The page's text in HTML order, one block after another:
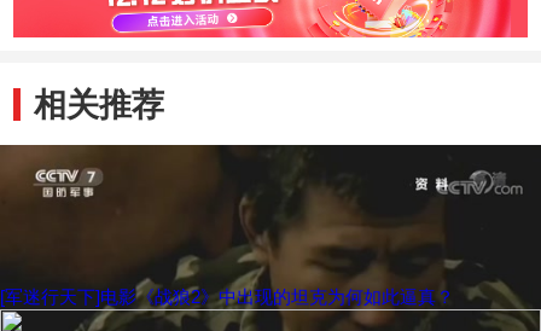
相关推荐
[军迷行天下]电影《战狼2》中出现的坦克为何如此逼真？